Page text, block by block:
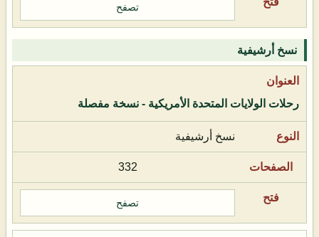
تصفح
نسخ أرشيفية
رحلات الولايات المتحدة الأمريكية - نسخة مفصلة
نسخ أرشيفية
332
تصفح